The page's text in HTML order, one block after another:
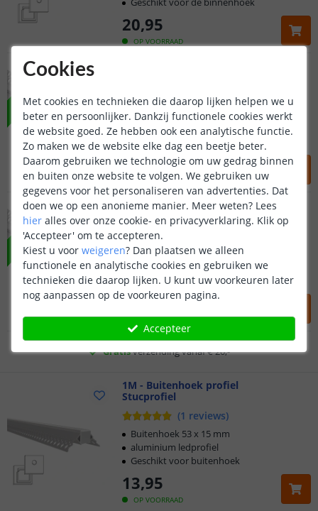
OP VOORRAAD
20,95
OP VOORRAAD
25,95
Hoek profiel 46 x 15 mm
2 x 1 meter profiel
1 x 2 meter lange afdekkap
NIEUW
3M - Binnenhoek profiel
Stucprofiel
OP VOORRAAD
38,95
Hoek profiel 46 x 15 mm
2 x 1,5 meter profiel
3 meter lange afdekkap
Klantbeoordeling 9.1
Voor 23:45 uur besteld,morgen in huis
5 jaar garantie
Gratisverzending vanaf € 20,-
Voor 23:45 uur besteld,
1M - Buitenhoek profiel
Stucprofiel
(1 reviews)
OP VOORRAAD
13,95
Buitenhoek 53 x 15 mm
aluminium ledprofiel
Geschikt voor buitenhoek
Cookies
Met cookies en technieken die daarop lijken helpen we u
beter en persoonlijker. Dankzij functionele cookies werkt
de website goed. Ze hebben ook een analytische functie.
Zo maken we de website elke dag een beetje beter.
Daarom gebruiken we technologie om uw gedrag binnen
en buiten onze website te volgen. We gebruiken uw
gegevens voor het personaliseren van advertenties. Dat
doen we op een anonieme manier. Meer weten? Lees
hier alles over onze cookie- en privacyverklaring. Klik op
'Accepteer' om te accepteren.
Kiest u voor weigeren? Dan plaatsen we alleen
functionele en analytische cookies en gebruiken we
technieken die daarop lijken. U kunt uw voorkeuren later
nog aanpassen op de voorkeuren pagina.
Accepteer